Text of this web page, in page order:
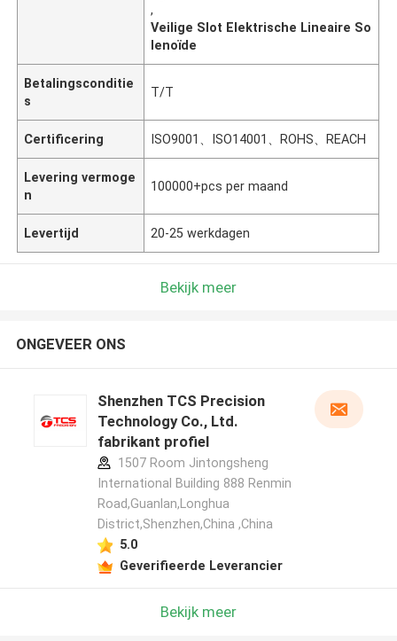
,
Veilige Slot Elektrische Lineaire So
lenoïde
Betalingsconditie
s
T/T
Certificering ISO9001、ISO14001、ROHS、REACH
Levering vermoge
n
100000+pcs per maand
Levertijd 20-25 werkdagen
Bekijk meer
ONGEVEER ONS
Shenzhen TCS Precision
Technology Co., Ltd.
fabrikant profiel
1507 Room Jintongsheng
International Building 888 Renmin
Road,Guanlan,Longhua
District,Shenzhen,China ,China
5.0
Geverifieerde Leverancier
Bekijk meer